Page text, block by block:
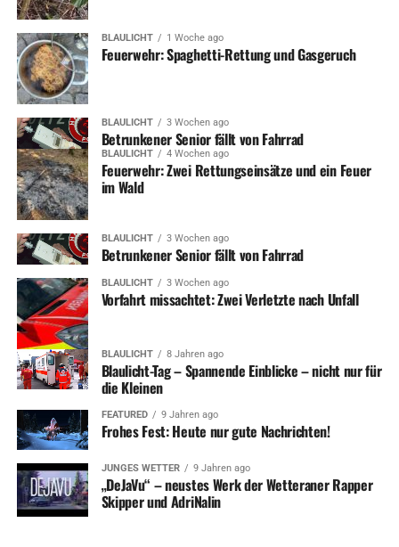
BLAULICHT 1 Woche ago
Feuerwehr: Spaghetti-Rettung und Gasgeruch
BLAULICHT 3 Wochen ago
Betrunkener Senior fällt von Fahrrad
BLAULICHT 4 Wochen ago
Feuerwehr: Zwei Rettungseinsätze und ein Feuer
im Wald
BLAULICHT 3 Wochen ago
Betrunkener Senior fällt von Fahrrad
BLAULICHT 3 Wochen ago
Vorfahrt missachtet: Zwei Verletzte nach Unfall
BLAULICHT 8 Jahren ago
Blaulicht-Tag – Spannende Einblicke – nicht nur für
die Kleinen
FEATURED 9 Jahren ago
Frohes Fest: Heute nur gute Nachrichten!
JUNGES WETTER 9 Jahren ago
„DeJaVu“ – neustes Werk der Wetteraner Rapper
Skipper und AdriNalin